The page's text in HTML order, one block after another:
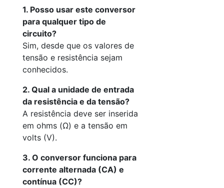
1. Posso usar este conversor
para qualquer tipo de
circuito?
Sim, desde que os valores de
tensão e resistência sejam
conhecidos.
2. Qual a unidade de entrada
da resistência e da tensão?
A resistência deve ser inserida
em ohms (Ω) e a tensão em
volts (V).
3. O conversor funciona para
corrente alternada (CA) e
contínua (CC)?